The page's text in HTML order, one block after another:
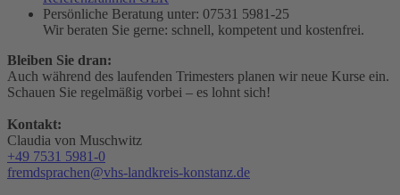
Persönliche Beratung unter: 07531 5981-25
Wir beraten Sie gerne: schnell, kompetent und kostenfrei.
Bleiben Sie dran:
Auch während des laufenden Trimesters planen wir neue Kurse ein.
Schauen Sie regelmäßig vorbei – es lohnt sich!
Kontakt:
Claudia von Muschwitz
+49 7531 5981-0
fremdsprachen@vhs-landkreis-konstanz.de